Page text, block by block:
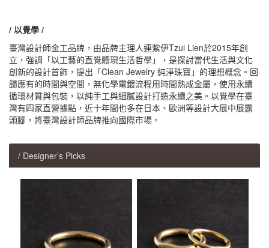
/ 以覺學 /
臺灣設計師金工品牌，由品牌主理人連紫伊Tzui Lien於2015年創
立，強調「以工藝的直覺體現生活哲學」，是探討當代生活與文化
創新的設計首飾，提出「Clean Jewelry 純淨珠寶」的理想概念。回
歸應有的時間與空間，無化學電鍍流程用時間熟成金屬，使用永續
循環材質與包裝，以純手工與細膩設計打造永續之美。以覺學在臺
灣有四家直營據點，近十年間也多在日本、歐洲等設計大展中展露
頭腳，將臺灣設計師品牌推向國際市場。
/ Designer’s Picks